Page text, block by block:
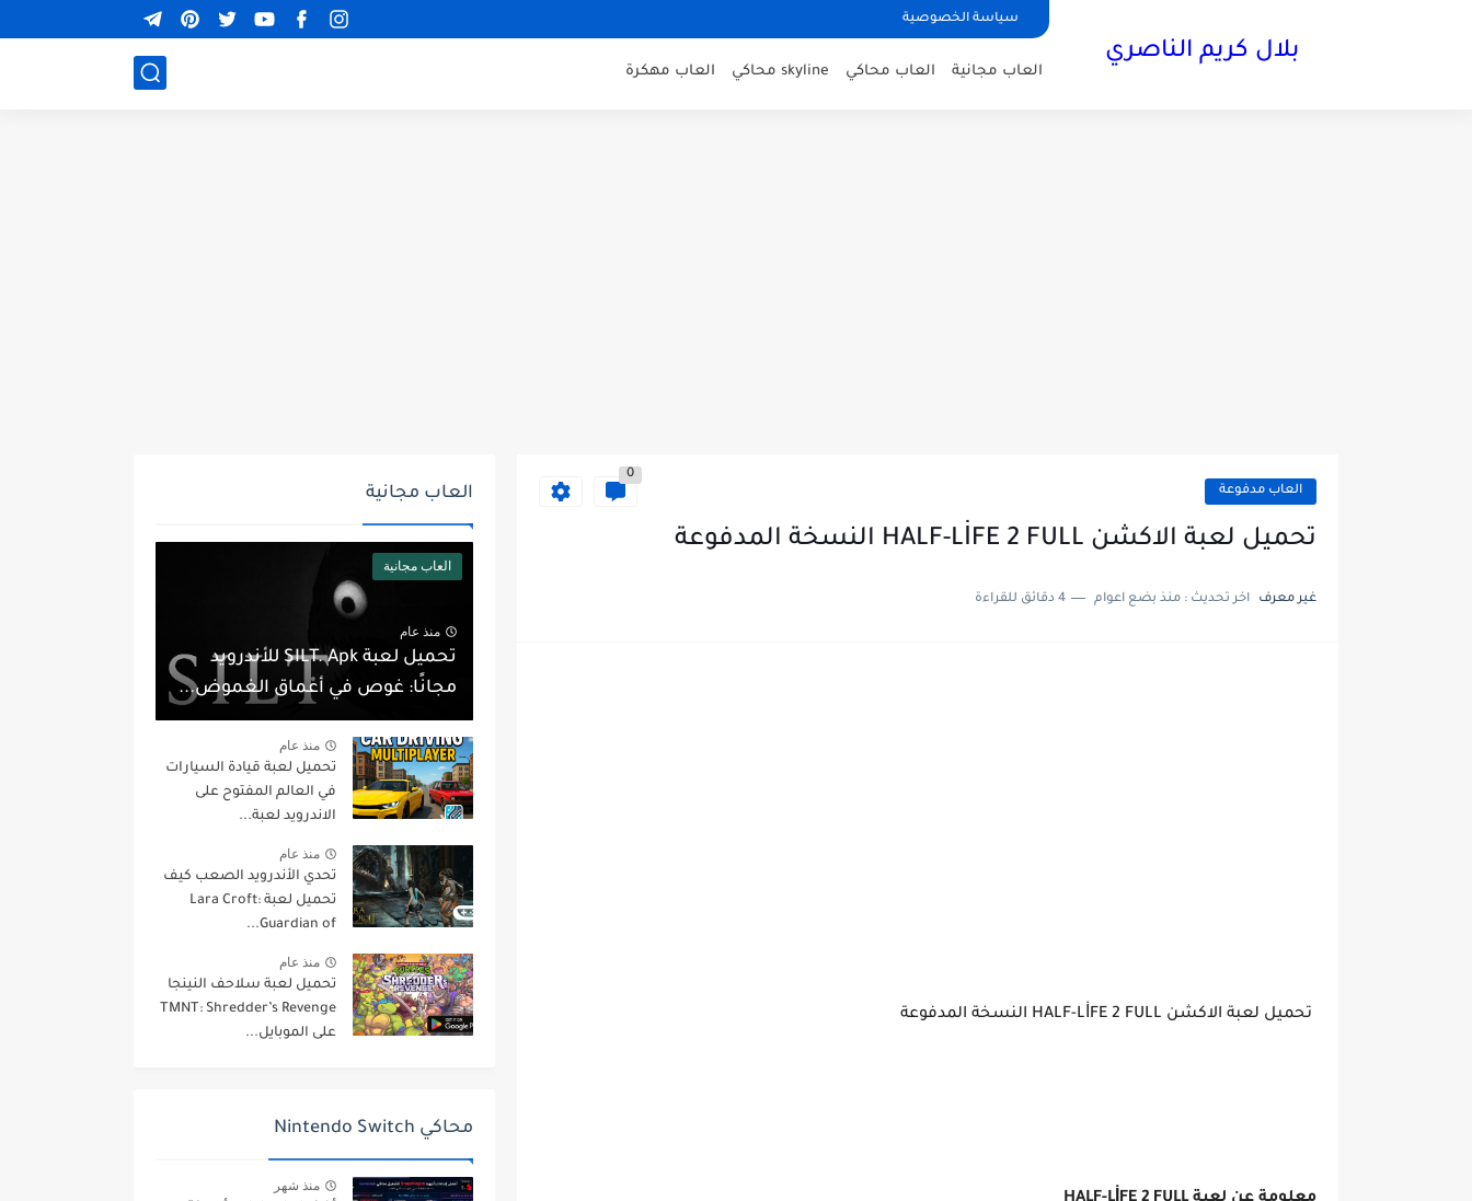
سياسة الخصوصية
بلال كريم الناصري
العاب مجانية العاب محاكي skyline محاكي العاب مهكرة
العاب مدفوعة
0
تحميل لعبة الاكشن HALF-LİFE 2 FULL النسخة المدفوعة
غير معرف اخر تحديث : منذ بضع اعوام 4 دقائق للقراءة
تحميل لعبة الاكشن HALF-LİFE 2 FULL النسخة المدفوعة
العاب مجانية
العاب مجانية
منذ عام
تحميل لعبة SILT. Apk للأندرويد
مجانًا: غوص في أعماق الغموض...
منذ عام
تحميل لعبة قيادة السيارات
في العالم المفتوح على
الاندرويد لعبة...
منذ عام
تحدي الأندرويد الصعب كيف
تحميل لعبة Lara Croft:
Guardian of...
منذ عام
تحميل لعبة سلاحف النينجا
TMNT: Shredder’s Revenge
على الموبايل...
محاكي Nintendo Switch
منذ شهر